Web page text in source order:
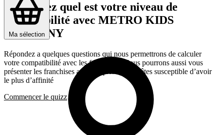
Ma sélection
Découvrez quel est votre niveau de
compatibilité avec METRO KIDS
COMPANY
Répondez a quelques questions qui nous permettrons de calculer
votre compatibilité avec les franchises, Nous pourrons aussi vous
présenter les franchises avec lesquelles vous êtes susceptible d’avoir
le plus d’affinité
Commencer le quizz